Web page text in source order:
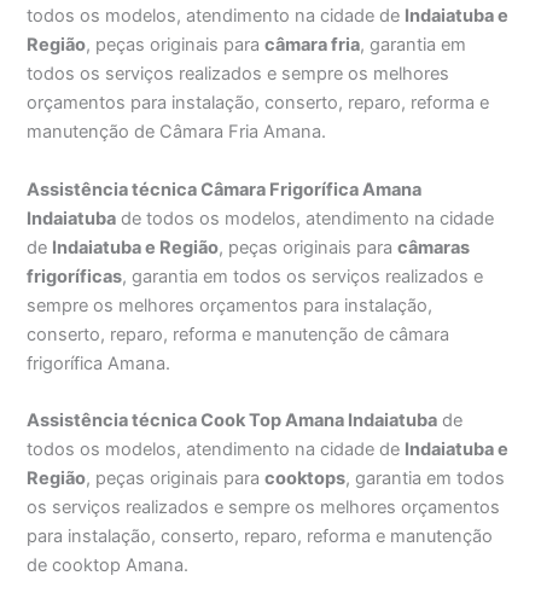
todos os modelos, atendimento na cidade de Indaiatuba e
Região, peças originais paracâmara fria, garantia em
todos os serviços realizados e sempre os melhores
orçamentos para instalação, conserto, reparo, reforma e
manutenção de Câmara Fria Amana.
Assistência técnica Câmara Frigorífica Amana
Indaiatuba de todos os modelos, atendimento na cidade
de Indaiatuba e Região, peças originais paracâmaras
frigoríficas, garantia em todos os serviços realizados e
sempre os melhores orçamentos para instalação,
conserto, reparo, reforma e manutenção de câmara
frigorífica Amana.
Assistência técnica Cook Top Amana Indaiatuba de
todos os modelos, atendimento na cidade de Indaiatuba e
Região, peças originais paracooktops, garantia em todos
os serviços realizados e sempre os melhores orçamentos
para instalação, conserto, reparo, reforma e manutenção
de cooktop Amana.